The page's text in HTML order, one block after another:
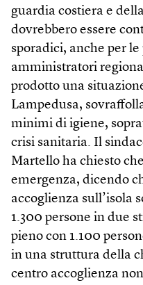
guardia costiera e
dovrebbero essere
sporadici, anche per
amministratori
prodotto una
Lampedusa,
minimi di igiene,
crisi sanitaria. Il
Martello ha chiesto
emergenza, dicendo
accoglienza sull’isola
1.300 persone in due
pieno con 1.100
in una struttura della
centro accoglienza